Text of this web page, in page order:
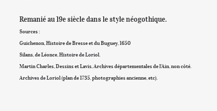
Remanié au 19e siècle dans le style néogothique.
Sources :
Guichenon, Histoire de Bresse et du Buguey, 1650
Silans, de Léonce, Histoire de Loriol.
Martin Charles, Dessins et Lavis, Archives départementales de l'Ain, non côté.
Archives de Loriol (plan de 1735, photographies ancienne, etc).